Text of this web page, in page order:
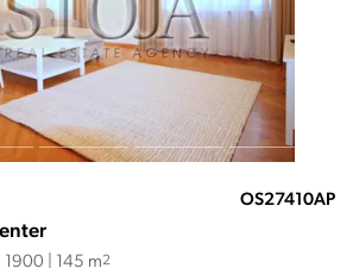
OS27410AP
1900 | 145 m2